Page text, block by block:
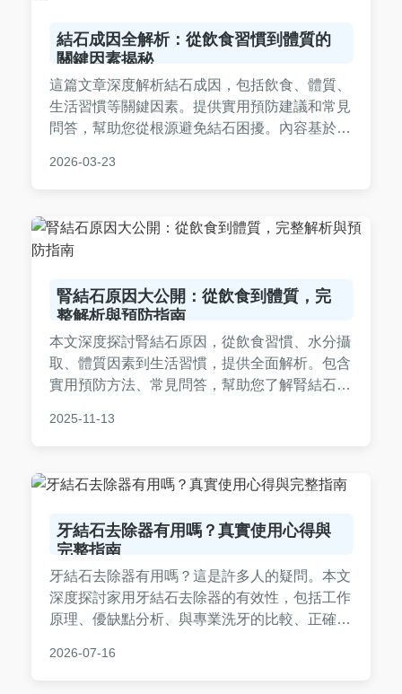
結石成因全解析：從飲食習慣到體質的
關鍵因素揭秘
這篇文章深度解析結石成因，包括飲食、體質、
生活習慣等關鍵因素。提供實用預防建議和常見
問答，幫助您從根源避免結石困擾。內容基於醫
讀。
2026-03-23
腎結石原因大公開：從飲食到體質，完
整解析與預防指南
本文深度探討腎結石原因，從飲食習慣、水分攝
取、體質因素到生活習慣，提供全面解析。包含
實用預防方法、常見問答，幫助您了解腎結石成
適合所有關心腎臟健康的讀者。
2025-11-13
牙結石去除器有用嗎？真實使用心得與
完整指南
牙結石去除器有用嗎？這是許多人的疑問。本文
深度探討家用牙結石去除器的有效性，包括工作
原理、優缺點分析、與專業洗牙的比較、正確使
真實用戶反饋和常見問題解答，幫助你做出明智
2026-07-16